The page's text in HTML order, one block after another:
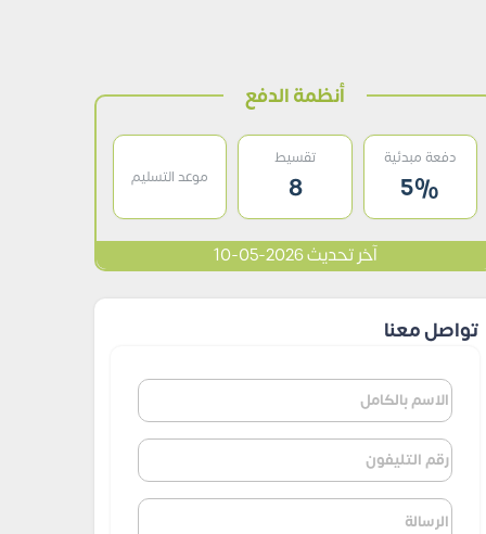
أنظمة الدفع
دفعة مبدئية
5%
تقسيط
8 موعد التسليم
آخر تحديث 2026-05-10
تواصل معنا